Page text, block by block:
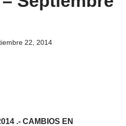
22, 2014
.- CAMBIOS EN